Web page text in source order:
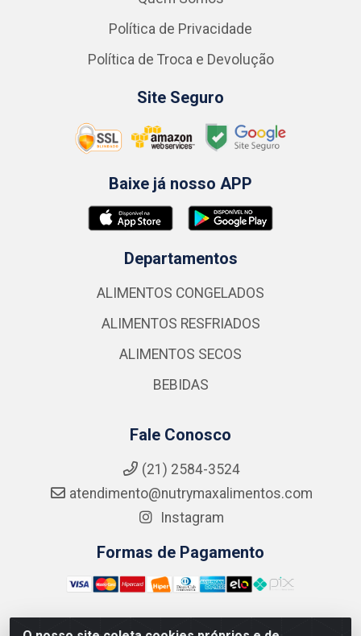
Política de Privacidade
Política de Troca e Devolução
Site Seguro
Baixe já nosso APP
Departamentos
ALIMENTOS CONGELADOS
ALIMENTOS RESFRIADOS
ALIMENTOS SECOS
BEBIDAS
Fale Conosco
(21) 2584-3524
atendimento@nutrymaxalimentos.com
Instagram
Formas de Pagamento